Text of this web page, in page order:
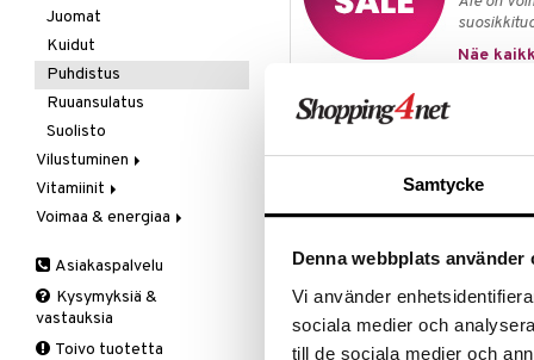
Samtycke
Denna webbplats använder
Vi använder
sociala medier och
till de sociala medier och
Näe
Tuotetieto
Intestinal Cleansing Formula
Grey, ja se koostuu
Annostus
½ - 3 tablettia 1-4 kertaa
Tämä on ravintolisä. Suositeltua
käyttää monipuolisen
ulottumattomissa.
Verisuonia vahvistavat
Kivunlievitys
Muuta
Valoterapia
Juomat
Kuidut
Puhdistus
Ruuansulatus
Suolisto
Vilustuminen
C-vitamiini
Estävä & helpottava
Muut
Valkosipuli
Vitamiinit
A, D, E & K
B-vitamiinit
C-vitamiinit
Voimaa & energiaa
Muut
Q-10
Asiakaspalvelu
Kysymyksiä &
vastauksia
Toivo tuotetta